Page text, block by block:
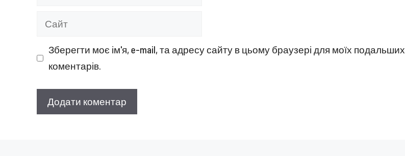
Сайт
Зберегти моє ім'я, e-mail, та адресу сайту в цьому браузері для моїх подальших
коментарів.